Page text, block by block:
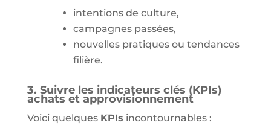
intentions de culture,
campagnes passées,
nouvelles pratiques ou tendances
filière.
3. Suivre les indicateurs clés (KPIs)
achats et approvisionnement
Voici quelques KPIs incontournables :